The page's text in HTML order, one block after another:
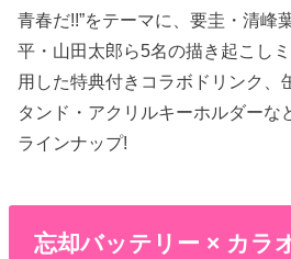
青春だ!!”をテーマに、要圭・清峰
平・山田太郎ら5名の描き起こし
用した特典付きコラボドリンク、
タンド・アクリルキーホルダーな
ラインナップ!
忘却バッテリー × カラ